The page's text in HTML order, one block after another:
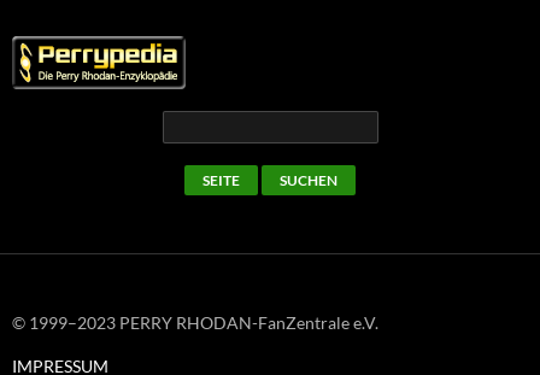
© 1999–2023 PERRY RHODAN-FanZentrale e.V.
IMPRESSUM